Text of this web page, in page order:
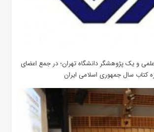
و یک پژوهشگر دانشگاه تهران؛ در جمع اعضای
کتاب سال جمهوری اسلامی ایران